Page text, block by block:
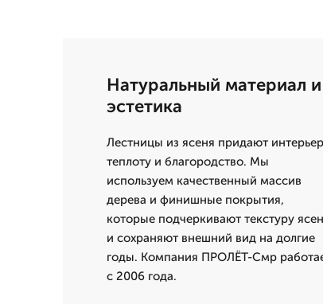
Натуральный материал и
эстетика
Лестницы из ясеня придают
теплоту и благородство. Мы
используем качественный массив
дерева и финишные покрытия,
которые подчеркивают текстуру
и сохраняют внешний вид на долгие
годы. Компания ПРОЛЁТ-Смр
с 2006 года.